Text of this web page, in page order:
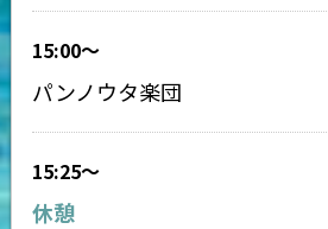
15:00〜
パンノウタ楽団
15:25〜
休憩